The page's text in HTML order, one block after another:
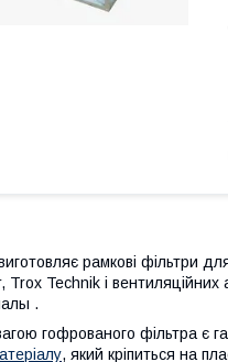
рамкові фільтри
Technik і вентиляційних
.
гофрованого фільтра є
, який кріпиться на